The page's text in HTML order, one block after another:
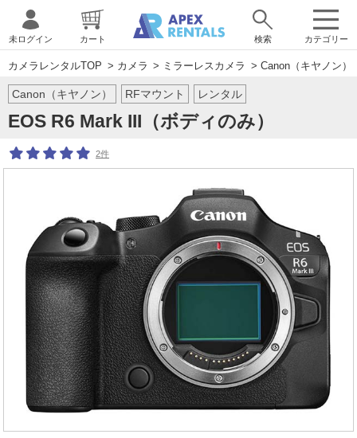
カテゴリー
未ログイン カート 検索
カメラレンタルTOP > カメラ > ミラーレスカメラ > Canon（キヤノン）
Canon（キヤノン）
EOS R6 Mark III（ボディのみ）
RFマウント レンタル
2件